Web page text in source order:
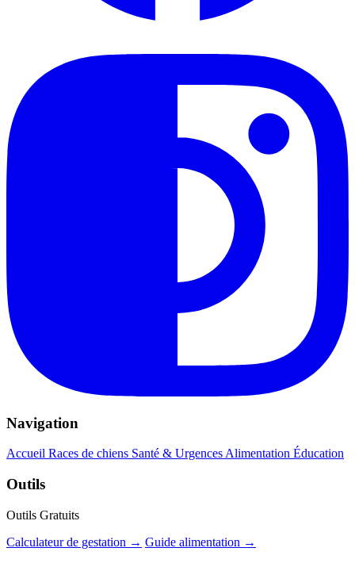
Navigation
Accueil Races de chiens Santé & Urgences Alimentation Éducation
Outils
Outils Gratuits
Calculateur de gestation → Guide alimentation →